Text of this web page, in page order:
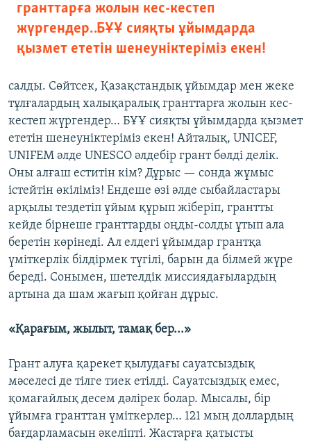
гранттарға жолын кес-кестеп
жүргендер… БҰҰ сияқты ұйымдарда
қызмет ететін шенеуніктеріміз екен!
салды. Сөйтсек, Қазақстандық ұйымдар мен жеке
тұлғалардың халықаралық гранттарға жолын кес-
кестеп жүргендер… БҰҰ сияқты ұйымдарда қызмет
ететін шенеуніктеріміз екен! Айталық, UNICEF,
UNIFEM әлде UNESCO әлдебір грант бөлді делік.
Оны алғаш еститін кім? Дұрыс — сонда жұмыс
істейтін өкіліміз! Ендеше өзі әлде сыбайластары
арқылы тездетіп ұйым құрып жіберіп, грантты
кейде бірнеше гранттарды оңды-солды ұтып ала
беретін көрінеді. Ал елдегі ұйымдар грантқа
үміткерлік білдірмек түгілі, барын да білмей жүре
береді. Сонымен, шетелдік миссиядағылардың
артына да шам жағып қойған дұрыс.
«Қарағым, жылыт, тамақ бер...»
Грант алуға қарекет қылудағы сауатсыздық
мәселесі де тілге тиек етілді. Сауатсыздық емес,
қомағайлық десем дәлірек болар. Мысалы, бір
ұйымға гранттан үміткерлер… 121 мың доллардың
бағдарламасын әкеліпті. Жастарға қатысты